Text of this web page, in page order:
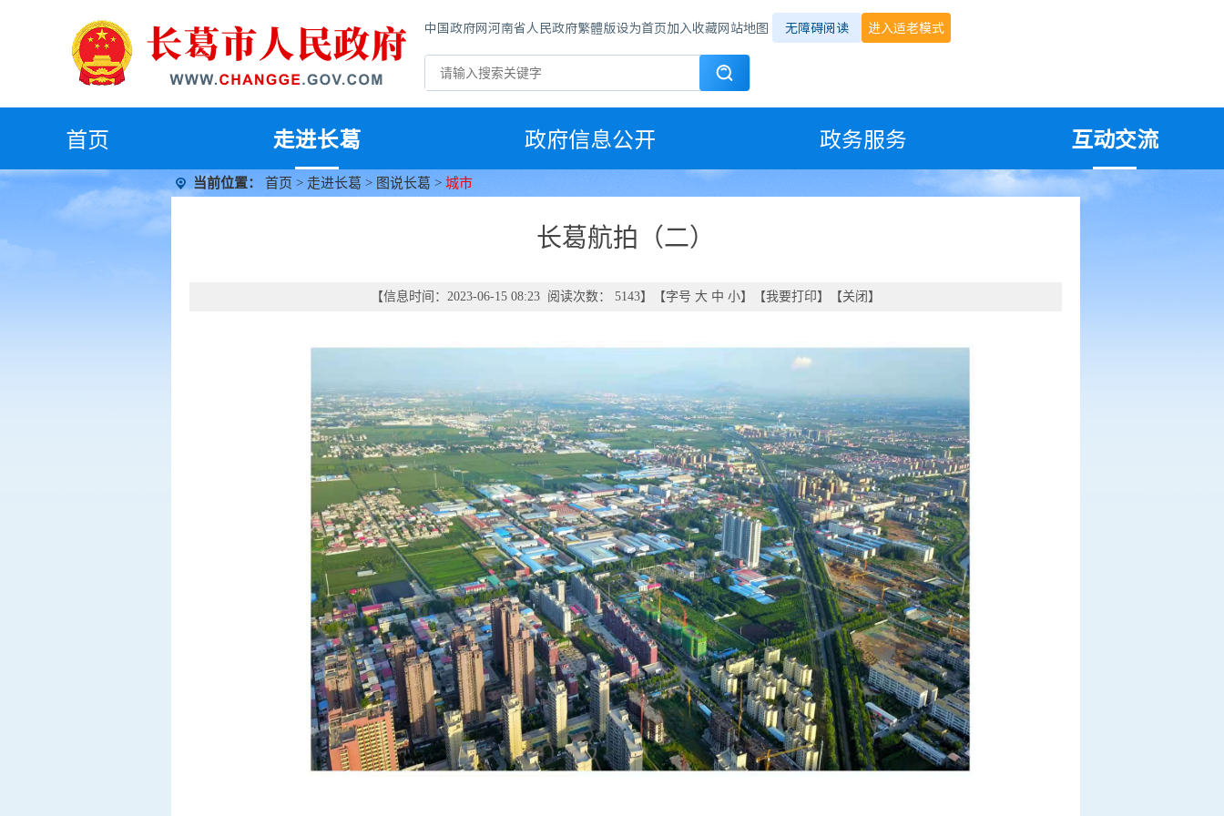
中国政府网河南省人民政府繁體版设为首页加入收藏网站地图 无障碍阅读 进入适老模式
首页 走进长葛 政府信息公开 政务服务 互动交流
当前位置： 首页 > 走进长葛 > 图说长葛 > 城市
长葛航拍（二）
【信息时间：2023-06-15 08:23 阅读次数： 5143】【字号 大 中 小】【我要打印】【关闭 】